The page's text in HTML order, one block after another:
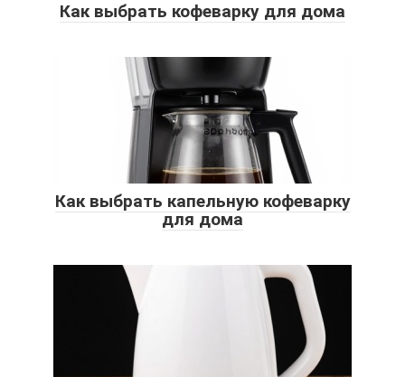
Как выбрать кофеварку для дома
Как выбрать капельную кофеварку
для дома